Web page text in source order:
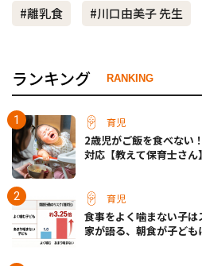
#離乳食 #川口由美子 先生
ランキング RANKING
育児
2歳児がご飯を食べない
対応【教えて保育士さん】
育児
食事をよく噛まない子
家が語る、朝食が子ど